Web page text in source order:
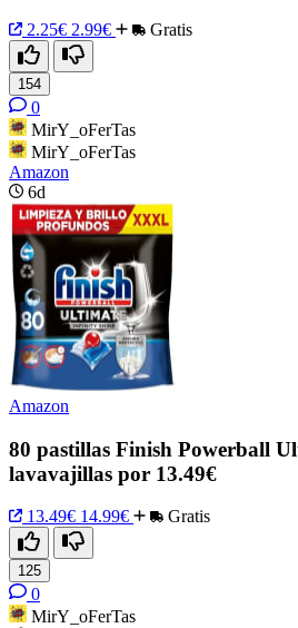
2.25€ 2.99€ Gratis
154
0
MirY_oFerTas
MirY_oFerTas
Amazon
6d
Amazon
80 pastillas Finish Powerball
lavavajillas por 13.49€
13.49€ 14.99€ Gratis
125
0
MirY_oFerTas